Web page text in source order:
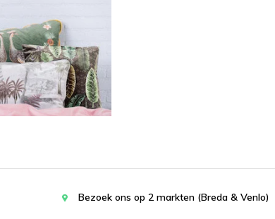
Bezoek ons op 2 markten (Breda & Venlo)